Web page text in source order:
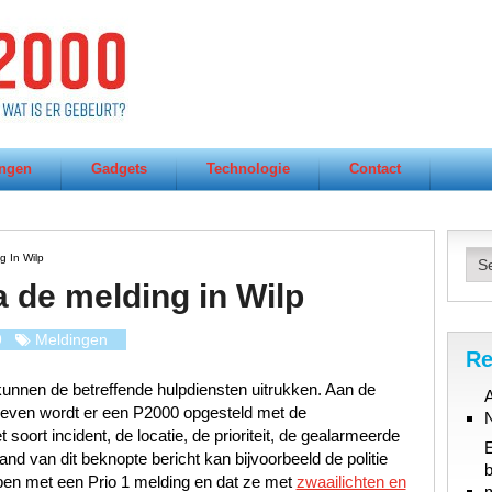
Gadgets Technologie Contact
In Wilp
de melding in Wilp
Meldingen
de betreffende hulpdiensten uitrukken. Aan de
wordt er een P2000 opgesteld met de
soort incident, de locatie, de prioriteit, de gealarmeerde
van dit beknopte bericht kan bijvoorbeeld de politie
met een Prio 1 melding en dat ze met zwaailichten en